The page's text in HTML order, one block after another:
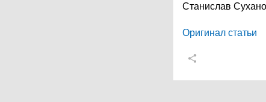
Станислав
Оригинал статьи